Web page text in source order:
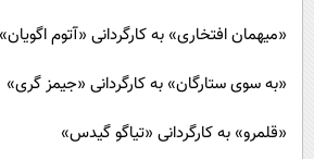
«میهمان افتخاری» به کارگردانی «آتوم اگویان»
«به سوی ستارگان» به کارگردانی «جیمز گری»
«قلمرو» به کارگردانی «تیاگو گیدس»